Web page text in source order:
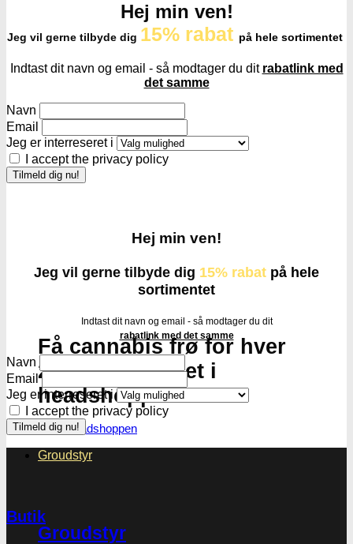
Få cannabis frø for hver
200DKK handlet i
headshoppen
Gå til headshoppen
Groudstyr
Groudstyr
Hej min ven!
Jeg vil gerne tilbyde dig 15% rabat på hele sortimentet
Indtast dit navn og email - så modtager du dit rabatlink med
det samme
Navn
Email
Jeg er interreseret i
I accept the privacy policy
Hej min ven!
Jeg vil gerne tilbyde dig 15% rabat på hele
sortimentet
Indtast dit navn og email - så modtager du dit
rabatlink med det samme
Navn
Email
Jeg er interreseret i
I accept the privacy policy
Butik